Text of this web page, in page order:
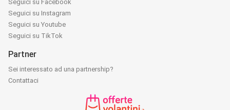
Seguici su Facebook
Seguici su Instagram
Seguici su Youtube
Seguici su TikTok
Partner
Sei interessato ad una partnership?
Contattaci